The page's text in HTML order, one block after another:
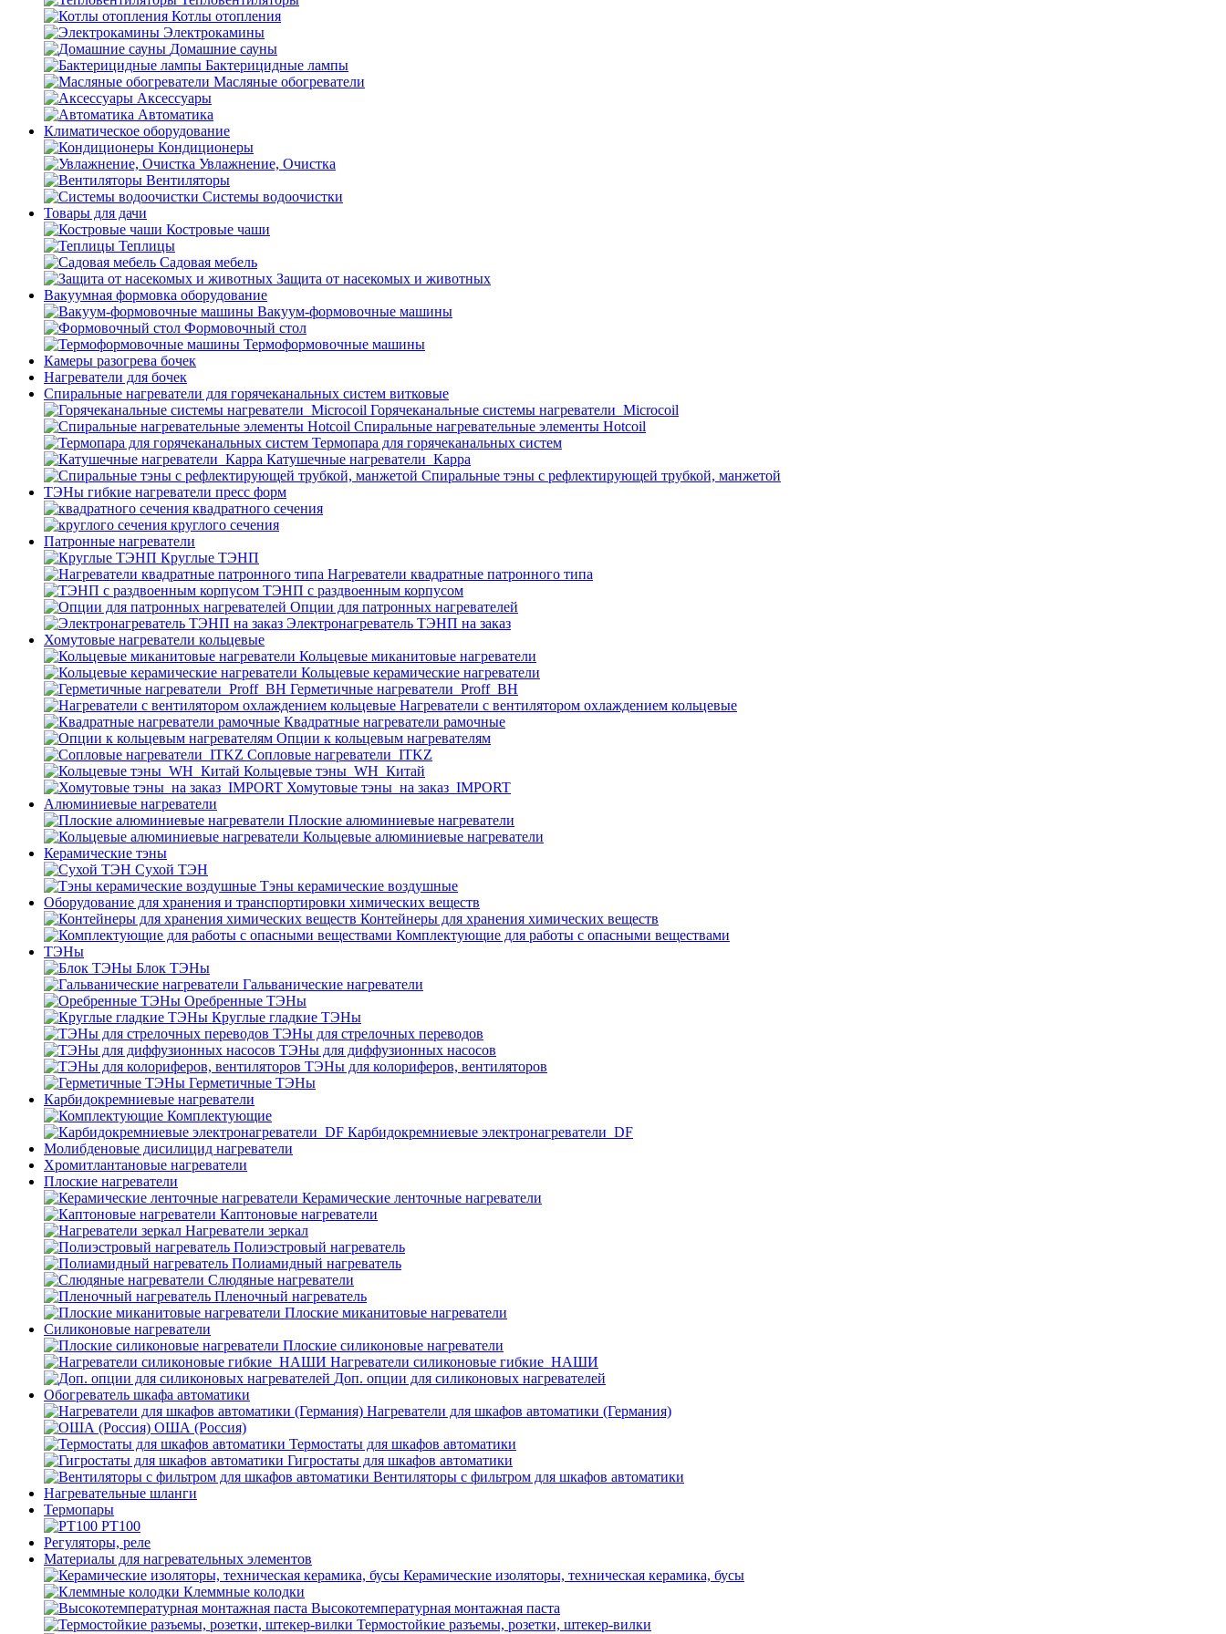
Котлы отопления
Электрокамины
Домашние сауны
Бактерицидные лампы
Масляные обогреватели
Аксессуары
Автоматика
Климатическое оборудование
Кондиционеры
Увлажнение, Очистка
Вентиляторы
Системы водоочистки
Товары для дачи
Костровые чаши
Теплицы
Садовая мебель
Защита от насекомых и животных
Вакуумная формовка оборудование
Вакуум-формовочные машины
Формовочный стол
Термоформовочные машины
Камеры разогрева бочек
Нагреватели для бочек
Спиральные нагреватели для горячеканальных систем витковые
Горячеканальные системы нагреватели_Microcoil
Спиральные нагревательные элементы Hotcoil
Термопара для горячеканальных систем
Катушечные нагреватели_Карра
Спиральные тэны с рефлектирующей трубкой, манжетой
ТЭНы гибкие нагреватели пресс форм
квадратного сечения
круглого сечения
Патронные нагреватели
Круглые ТЭНП
Нагреватели квадратные патронного типа
ТЭНП с раздвоенным корпусом
Опции для патронных нагревателей
Электронагреватель ТЭНП на заказ
Хомутовые нагреватели кольцевые
Кольцевые миканитовые нагреватели
Кольцевые керамические нагреватели
Герметичные нагреватели_Proff_BH
Нагреватели с вентилятором охлаждением кольцевые
Квадратные нагреватели рамочные
Опции к кольцевым нагревателям
Cопловые нагреватели_ITKZ
Кольцевые тэны_WH_Китай
Хомутовые тэны_на заказ_IMPORT
Алюминиевые нагреватели
Плоские алюминиевые нагреватели
Кольцевые алюминиевые нагреватели
Керамические тэны
Сухой ТЭН
Тэны керамические воздушные
Оборудование для хранения и транспортировки химических веществ
Контейнеры для хранения химических веществ
Комплектующие для работы с опасными веществами
ТЭНы
Блок ТЭНы
Гальванические нагреватели
Оребренные ТЭНы
Круглые гладкие ТЭНы
ТЭНы для стрелочных переводов
ТЭНы для диффузионных насосов
ТЭНы для колориферов, вентиляторов
Герметичные ТЭНы
Карбидокремниевые нагреватели
Комплектующие
Карбидокремниевые электронагреватели_DF
Молибденовые дисилицид нагреватели
Хромитлантановые нагреватели
Плоские нагреватели
Керамические ленточные нагреватели
Каптоновые нагреватели
Нагреватели зеркал
Полиэстровый нагреватель
Полиамидный нагреватель
Слюдяные нагреватели
Пленочный нагреватель
Плоские миканитовые нагреватели
Силиконовые нагреватели
Плоские силиконовые нагреватели
Нагреватели силиконовые гибкие_НАШИ
Доп. опции для силиконовых нагревателей
Обогреватель шкафа автоматики
Нагреватели для шкафов автоматики (Германия)
ОША (Россия)
Термостаты для шкафов автоматики
Гигростаты для шкафов автоматики
Вентиляторы с фильтром для шкафов автоматики
Нагревательные шланги
Термопары
PT100
Регуляторы, реле
Материалы для нагревательных элементов
Керамические изоляторы, техническая керамика, бусы
Клеммные колодки
Высокотемпературная монтажная паста
Термостойкие разъемы, розетки, штекер-вилки